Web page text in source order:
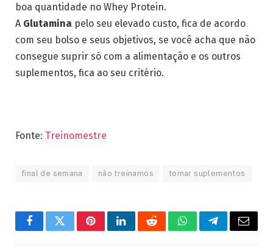
boa quantidade no Whey Protein.
A Glutamina pelo seu elevado custo, fica de acordo
com seu bolso e seus objetivos, se você acha que não
consegue suprir só com a alimentação e os outros
suplementos, fica ao seu critério.
Fonte: Treinomestre
final de semana não treinamos tomar suplementos
FacebookTwitterPinterestLinkedInRedditWhatsAppTelegramEmail